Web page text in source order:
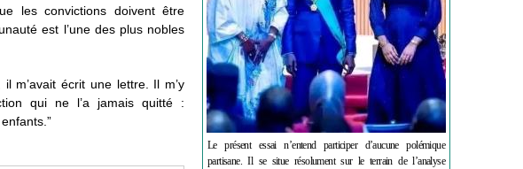
les convictions doivent être
est l’une des plus nobles
m’avait écrit une lettre. Il m’y
qui ne l’a jamais quitté :
Le présent essai n’entend participer d’aucune polémique
partisane. Il se situe résolument sur le terrain de l’analyse